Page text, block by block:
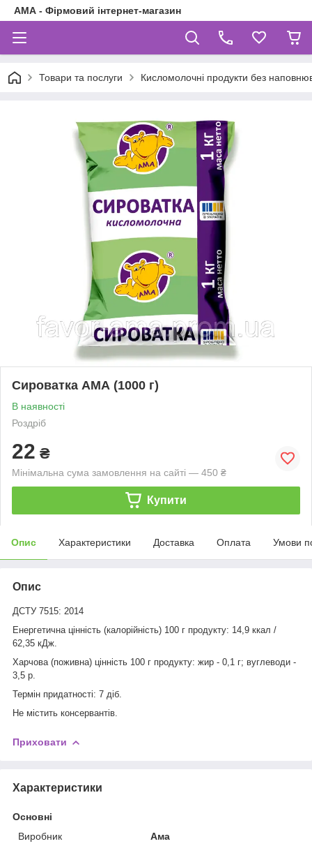
АМА - Фірмовий інтернет-магазин
Товари та послуги Кисломолочні продукти без
Сироватка АМА (1000 г)
В наявності
Роздріб
22 ₴
Мінімальна сума замовлення на сайті — 450 ₴
Купити
Опис Характеристики Доставка Оплата Умови
Опис
ДСТУ 7515: 2014
Енергетична цінність (калорійність) 100 г продукту: 14,9 ккал /
62,35 кДж.
Харчова (поживна) цінність 100 г продукту: жир - 0,1 г; вуглеводи -
3,5 р.
Термін придатності: 7 діб.
Не містить консервантів.
Приховати
Характеристики
Основні
Виробник
Ама